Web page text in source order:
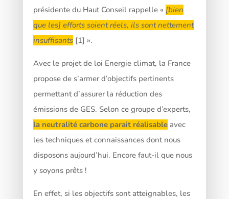
présidente du Haut Conseil rappelle « [bien
que les] efforts soient réels, ils sont nettement
insuffisants[1] ».
Avec le projet de loi Energie climat, la France
propose de s’armer d’objectifs pertinents
permettant d’assurer la réduction des
émissions de GES. Selon ce groupe d’experts,
la neutralité carbone parait réalisableavec
les techniques et connaissances dont nous
disposons aujourd’hui. Encore faut-il que nous
y soyons prêts !
En effet, si les objectifs sont atteignables, les